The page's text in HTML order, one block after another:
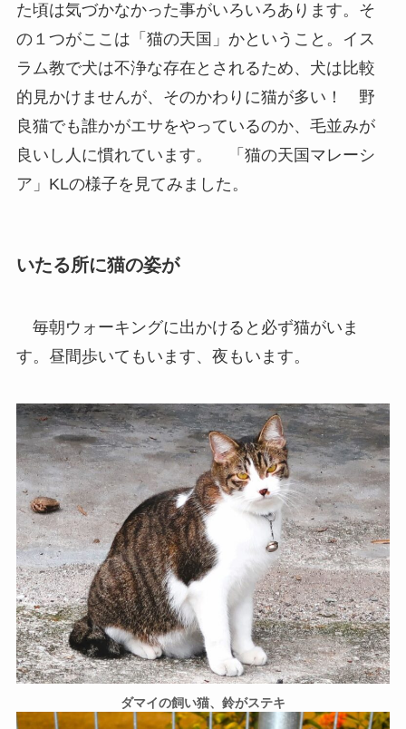
た頃は気づかなかった事がいろいろあります。そ
の１つがここは「猫の天国」かということ。イス
ラム教で犬は不浄な存在とされるため、犬は比較
的見かけませんが、そのかわりに猫が多い！ 野
良猫でも誰かがエサをやっているのか、毛並みが
良いし人に慣れています。 「猫の天国マレーシ
ア」KLの様子を見てみました。
いたる所に猫の姿が
毎朝ウォーキングに出かけると必ず猫がいま
す。昼間歩いてもいます、夜もいます。
ダマイの飼い猫、鈴がステキ